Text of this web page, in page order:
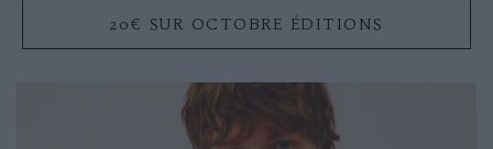
20€ SUR OCTOBRE ÉDITIONS